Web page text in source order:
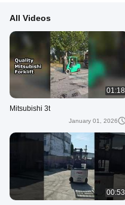
All Videos
01:18
Mitsubishi 3t
January 01, 2026
00:53